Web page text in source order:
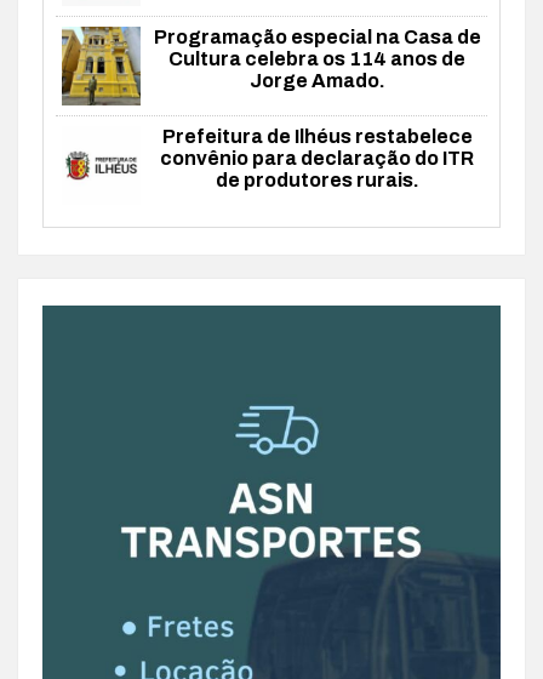
Programação especial na Casa de
Cultura celebra os 114 anos de
Jorge Amado.
Prefeitura de Ilhéus restabelece
convênio para declaração do ITR
de produtores rurais.